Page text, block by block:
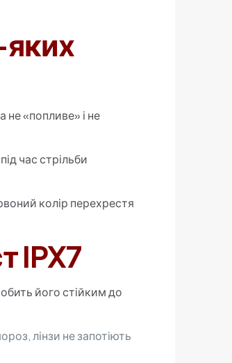
яких
не «попливе» і не
час стрільби
колір перехрестя
IPX7
його стійким до
лінзи не запотіють